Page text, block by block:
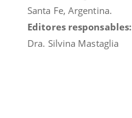
Santa Fe, Argentina.
Editores responsables:
Dra. Silvina Mastaglia